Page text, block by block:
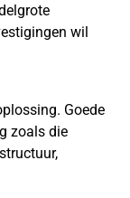
wil
Goede
zoals die